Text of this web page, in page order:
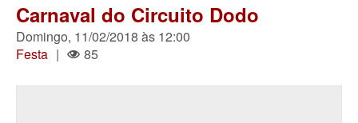
Carnaval do Circuito Dodo
Domingo, 11/02/2018 às 12:00
Festa | 85